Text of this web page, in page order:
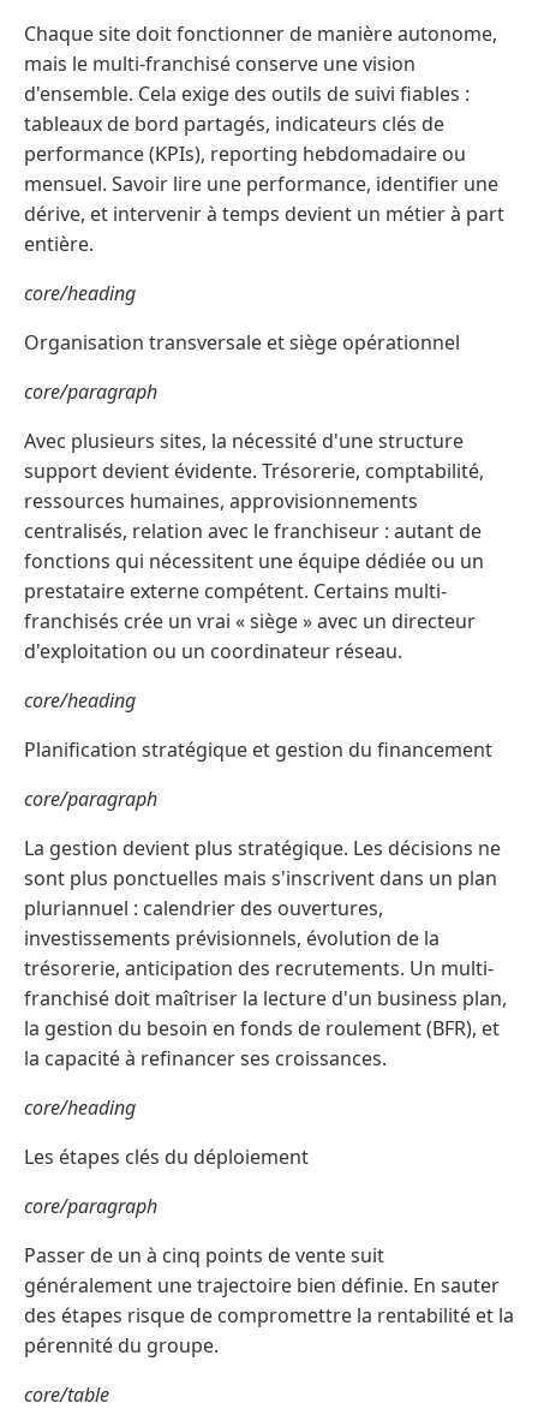
Chaque site doit fonctionner de manière autonome,
mais le multi-franchisé conserve une vision
d'ensemble. Cela exige des outils de suivi fiables :
tableaux de bord partagés, indicateurs clés de
performance (KPIs), reporting hebdomadaire ou
mensuel. Savoir lire une performance, identifier une
dérive, et intervenir à temps devient un métier à part
entière.
core/heading
Organisation transversale et siège opérationnel
core/paragraph
Avec plusieurs sites, la nécessité d'une structure
support devient évidente. Trésorerie, comptabilité,
ressources humaines, approvisionnements
centralisés, relation avec le franchiseur : autant de
fonctions qui nécessitent une équipe dédiée ou un
prestataire externe compétent. Certains multi-
franchisés crée un vrai « siège » avec un directeur
d'exploitation ou un coordinateur réseau.
core/heading
Planification stratégique et gestion du financement
core/paragraph
La gestion devient plus stratégique. Les décisions ne
sont plus ponctuelles mais s'inscrivent dans un plan
pluriannuel : calendrier des ouvertures,
investissements prévisionnels, évolution de la
trésorerie, anticipation des recrutements. Un multi-
franchisé doit maîtriser la lecture d'un business plan,
la gestion du besoin en fonds de roulement (BFR), et
la capacité à refinancer ses croissances.
core/heading
Les étapes clés du déploiement
core/paragraph
Passer de un à cinq points de vente suit
généralement une trajectoire bien définie. En sauter
des étapes risque de compromettre la rentabilité et la
pérennité du groupe.
core/table